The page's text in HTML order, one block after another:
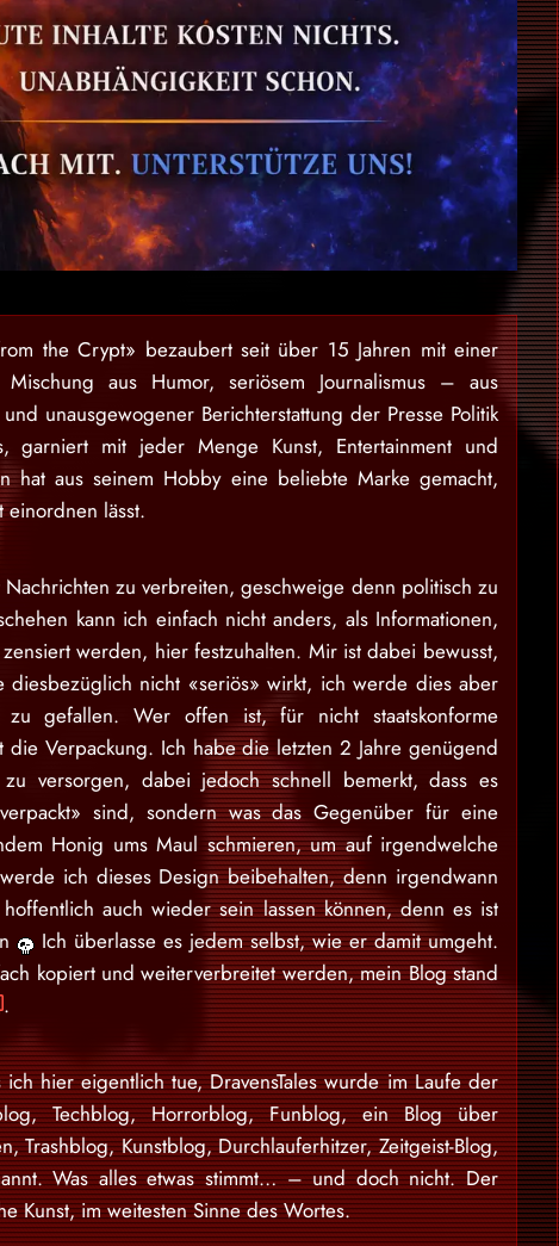
the Crypt» bezaubert seit über 15 Jahren mit einer
Mischung aus Humor, seriösem Journalismus – aus
unausgewogener Berichterstattung der Presse Politik
garniert mit jeder Menge Kunst, Entertainment und
hat aus seinem Hobby eine beliebte Marke gemacht,
lässt.
zu verbreiten, geschweige denn politisch zu
kann ich einfach nicht anders, als Informationen,
werden, hier festzuhalten. Mir ist dabei bewusst,
nicht «seriös» wirkt, ich werde dies aber
gefallen. Wer offen ist, für nicht staatskonforme
Verpackung. Ich habe die letzten 2 Jahre genügend
versorgen, dabei jedoch schnell bemerkt, dass es
sind, sondern was das Gegenüber für eine
Honig ums Maul schmieren, um auf irgendwelche
ich dieses Design beibehalten, denn irgendwann
auch wieder sein lassen können, denn es ist
Ich überlasse es jedem selbst, wie er damit umgeht.
kopiert und weiterverbreitet werden, mein Blog stand
.
hier eigentlich tue, DravensTales wurde im Laufe der
Techblog, Horrorblog, Funblog, ein Blog über
Trashblog, Kunstblog, Durchlauferhitzer, Zeitgeist-Blog,
Was alles etwas stimmt… – und doch nicht. Der
Kunst, im weitesten Sinne des Wortes.